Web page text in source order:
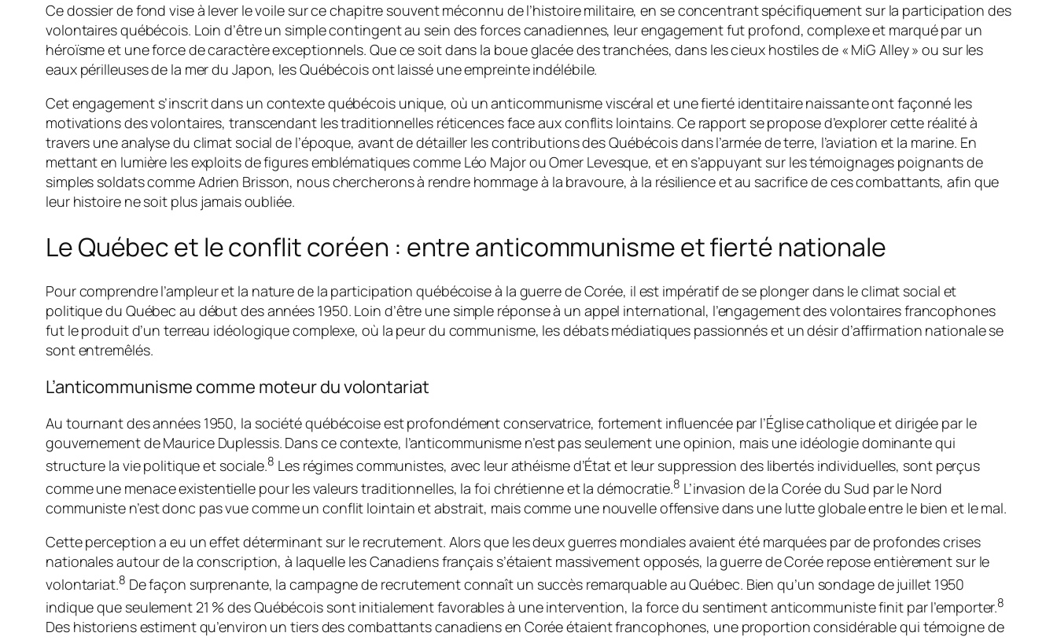
Ce dossier de fond vise à lever le voile sur ce chapitre souvent méconnu de l’histoire militaire, en se concentrant spécifiquement sur la participation des
volontaires québécois. Loin d’être un simple contingent au sein des forces canadiennes, leur engagement fut profond, complexe et marqué par un
héroïsme et une force de caractère exceptionnels. Que ce soit dans la boue glacée des tranchées, dans les cieux hostiles de « MiG Alley » ou sur les
eaux périlleuses de la mer du Japon, les Québécois ont laissé une empreinte indélébile.
Cet engagement s’inscrit dans un contexte québécois unique, où un anticommunisme viscéral et une fierté identitaire naissante ont façonné les
motivations des volontaires, transcendant les traditionnelles réticences face aux conflits lointains. Ce rapport se propose d’explorer cette réalité à
travers une analyse du climat social de l’époque, avant de détailler les contributions des Québécois dans l’armée de terre, l’aviation et la marine. En
mettant en lumière les exploits de figures emblématiques comme Léo Major ou Omer Levesque, et en s’appuyant sur les témoignages poignants de
simples soldats comme Adrien Brisson, nous chercherons à rendre hommage à la bravoure, à la résilience et au sacrifice de ces combattants, afin que
leur histoire ne soit plus jamais oubliée.
Le Québec et le conflit coréen : entre anticommunisme et fierté nationale
Pour comprendre l’ampleur et la nature de la participation québécoise à la guerre de Corée, il est impératif de se plonger dans le climat social et
politique du Québec au début des années 1950. Loin d’être une simple réponse à un appel international, l’engagement des volontaires francophones
fut le produit d’un terreau idéologique complexe, où la peur du communisme, les débats médiatiques passionnés et un désir d’affirmation nationale se
sont entremêlés.
L’anticommunisme comme moteur du volontariat
Au tournant des années 1950, la société québécoise est profondément conservatrice, fortement influencée par l’Église catholique et dirigée par le
gouvernement de Maurice Duplessis. Dans ce contexte, l’anticommunisme n’est pas seulement une opinion, mais une idéologie dominante qui
structure la vie politique et sociale.8 Les régimes communistes, avec leur athéisme d’État et leur suppression des libertés individuelles, sont perçus
comme une menace existentielle pour les valeurs traditionnelles, la foi chrétienne et la démocratie.8 L’invasion de la Corée du Sud par le Nord
communiste n’est donc pas vue comme un conflit lointain et abstrait, mais comme une nouvelle offensive dans une lutte globale entre le bien et le mal.
Cette perception a eu un effet déterminant sur le recrutement. Alors que les deux guerres mondiales avaient été marquées par de profondes crises
nationales autour de la conscription, à laquelle les Canadiens français s’étaient massivement opposés, la guerre de Corée repose entièrement sur le
volontariat.8 De façon surprenante, la campagne de recrutement connaît un succès remarquable au Québec. Bien qu’un sondage de juillet 1950
indique que seulement 21 % des Québécois sont initialement favorables à une intervention, la force du sentiment anticommuniste finit par l’emporter.8
Des historiens estiment qu’environ un tiers des combattants canadiens en Corée étaient francophones, une proportion considérable qui témoigne de